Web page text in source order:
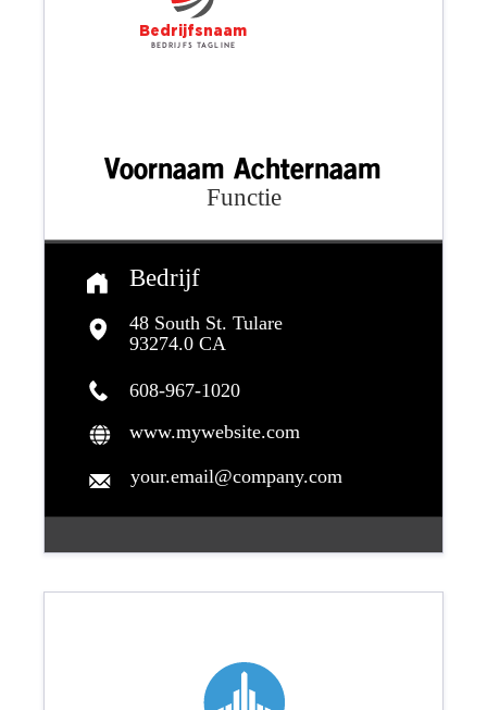
Functie
Voornaam Achternaam
Bedrijf
48 South St. Tulare
93274.0 CA
608-967-1020
www.mywebsite.com
your.email@company.com
Bedrijfsnaam
Bedrijfs tagline